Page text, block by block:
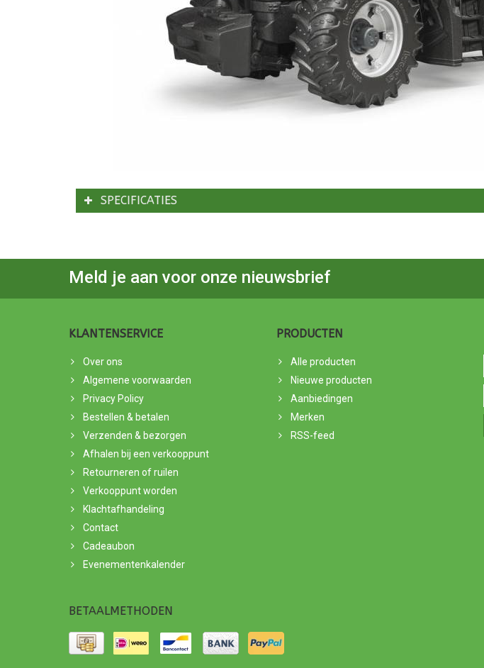
SPECIFICATIES
Meld je aan voor onze nieuwsbrief
KLANTENSERVICE
Over ons
Algemene voorwaarden
Privacy Policy
Bestellen & betalen
Verzenden & bezorgen
Afhalen bij een verkooppunt
Retourneren of ruilen
Verkooppunt worden
Klachtafhandeling
Contact
Cadeaubon
Evenementenkalender
PRODUCTEN
Alle producten
Nieuwe producten
Aanbiedingen
Merken
RSS-feed
BETAALMETHODEN